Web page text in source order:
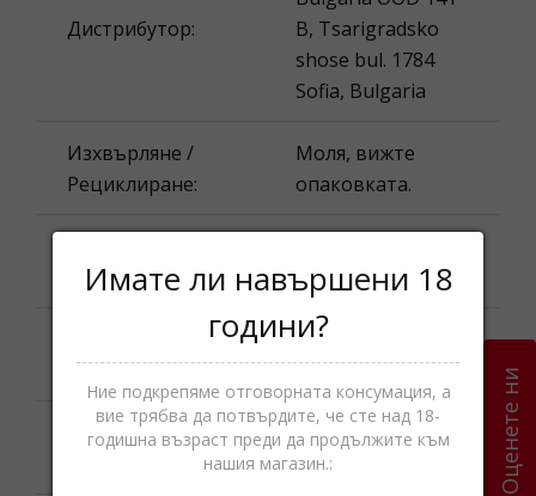
Дистрибутор:
B, Tsarigradsko
shose bul. 1784
Sofia, Bulgaria
Изхвърляне /
Рециклиране:
Моля, вижте
опаковката.
напитки
на продукта:
Най-добър до:
Моля, вижте
опаковката.
Оценете ни
Имате ли навършени 18
години?
Ние подкрепяме отговорната консумация, а
вие трябва да потвърдите, че сте над 18-
годишна възраст преди да продължите към
нашия магазин.: